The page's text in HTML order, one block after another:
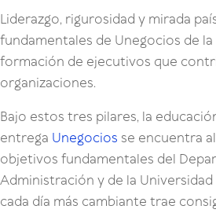
Liderazgo, rigurosidad y mirada
fundamentales de Unegocios de la
formación de ejecutivos que
organizaciones.
Bajo estos tres pilares, la
entrega Unegocios se encuentra
objetivos fundamentales del
Administración y de la
cada día más cambiante trae